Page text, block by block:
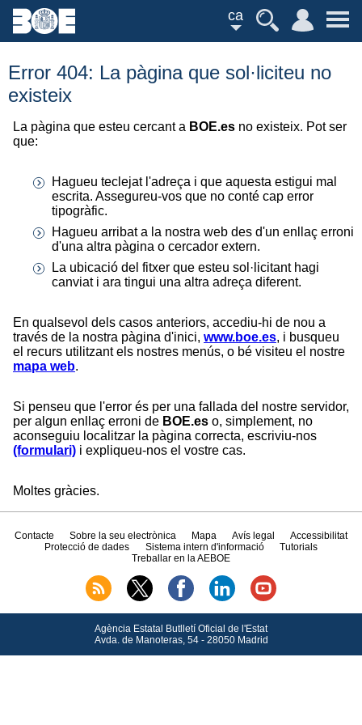
ca
Error 404: La pàgina que sol·liciteu no
existeix
La pàgina que esteu cercant a BOE.es no existeix. Pot ser
que:
Hagueu teclejat l'adreça i que aquesta estigui mal
escrita. Assegureu-vos que no conté cap error
tipogràfic.
Hagueu arribat a la nostra web des d'un enllaç erroni
d'una altra pàgina o cercador extern.
La ubicació del fitxer que esteu sol·licitant hagi
canviat i ara tingui una altra adreça diferent.
En qualsevol dels casos anteriors, accediu-hi de nou a
través de la nostra pàgina d'inici, www.boe.es, i busqueu
el recurs utilitzant els nostres menús, o bé visiteu el nostre
mapa web.
Si penseu que l'error és per una fallada del nostre servidor,
per algun enllaç erroni de BOE.es o, simplement, no
aconseguiu localitzar la pàgina correcta, escriviu-nos
(formulari) i expliqueu-nos el vostre cas.
Moltes gràcies.
Contacte Sobre la seu electrònica Mapa Avís legal
Accessibilitat
Protecció de dades
Sistema intern d'informació
Tutorials
Treballar en la AEBOE
Agència Estatal Butlletí Oficial de l'Estat
Avda.de Manoteras, 54 - 28050 Madrid